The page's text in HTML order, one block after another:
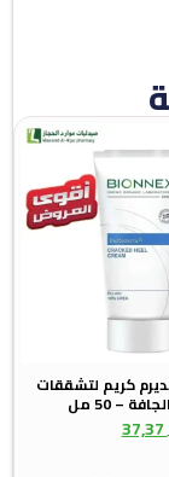
كريم لتشققات
– 50 مل
37,37